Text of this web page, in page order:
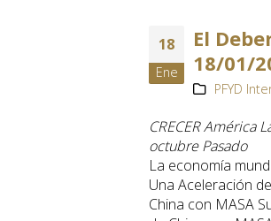
18
Ene
El
18/01/
PFYD
CRECER América
octubre Pasado
La economía
Una Aceleración
China con MASA